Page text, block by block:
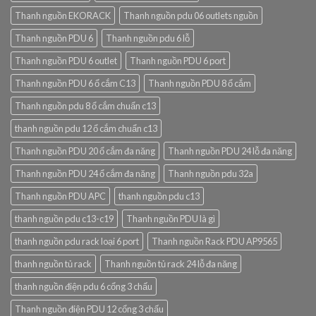
Thanh nguồn EKORACK
Thanh nguồn pdu 06 outlets nguồn
Thanh nguồn PDU 6
Thanh nguồn pdu 6 lỗ
Thanh nguồn PDU 6 outlet
Thanh nguồn PDU 6 port
Thanh nguồn PDU 6 ổ cắm C13
Thanh nguồn PDU 8 ổ cắm
Thanh nguồn pdu 8 ổ cắm chuẩn c13
thanh nguồn pdu 12 ổ cắm chuẩn c13
Thanh nguồn PDU 20 ổ cắm đa năng
Thanh nguồn PDU 24 lỗ đa năng
Thanh nguồn PDU 24 ổ cắm đa năng
Thanh nguồn pdu 32a
Thanh nguồn PDU APC
thanh nguồn pdu c13
thanh nguồn pdu c13-c19
Thanh nguồn PDU là gì
thanh nguồn pdu rack loại 6 port
Thanh nguồn Rack PDU AP9565
thanh nguồn tủ rack
Thanh nguồn tủ rack 24 lỗ đa năng
thanh nguồn điện pdu 6 cổng 3 chấu
Thanh nguồn điện PDU 12 cổng 3 chấu